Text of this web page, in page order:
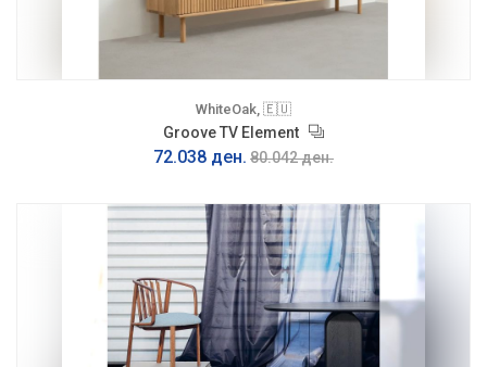
WhiteOak, 🇪🇺
Groove TV Element
72.038 ден. 80.042 ден.